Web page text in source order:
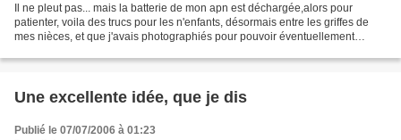
Il ne pleut pas... mais la batterie de mon apn est déchargée,alors pour
patienter, voila des trucs pour les n'enfants, désormais entre les griffes de
mes nièces, et que j'avais photographiés pour pouvoir éventuellement
Une excellente idée, que je dis
Publié le 07/07/2006 à 01:23